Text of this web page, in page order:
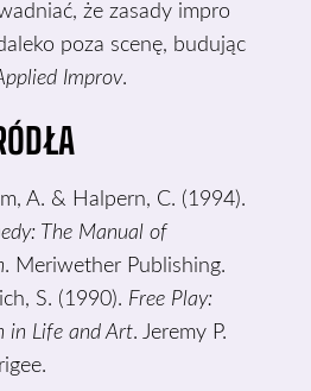
że zasady impro
poza scenę, budując
Improv.
A. & Halpern, C. (1994).
The Manual of
. Meriwether Publishing.
S. (1990). Free Play:
in Life and Art. Jeremy P.